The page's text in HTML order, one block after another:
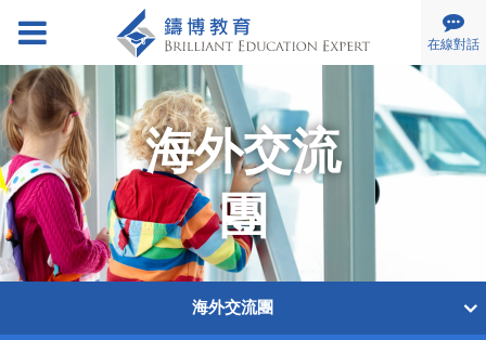
在線對話
關於我們
公司簡介
慈善活動
招募伙伴
服務範圍
幫助入學
海外交流
團
海外交流團